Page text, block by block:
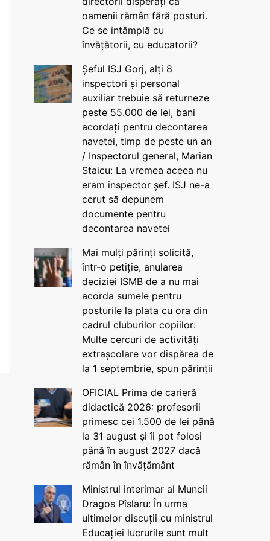
oamenii rămân fără posturi.
Ce se întâmplă cu
învățătorii, cu educatorii?
Șeful ISJ Gorj, alți 8
inspectori și personal
auxiliar trebuie să returneze
peste 55.000 de lei, bani
acordați pentru decontarea
navetei, timp de peste un an
/ Inspectorul general, Marian
Staicu: La vremea aceea nu
eram inspector șef. ISJ ne-a
cerut să depunem
documente pentru
decontarea navetei
Mai mulți părinți solicită,
într-o petiție, anularea
deciziei ISMB de a nu mai
acorda sumele pentru
posturile la plata cu ora din
cadrul cluburilor copiilor:
Multe cercuri de activități
extrașcolare vor dispărea de
la 1 septembrie, spun părinții
OFICIAL Prima de carieră
didactică 2026: profesorii
primesc cei 1.500 de lei până
la 31 august și îi pot folosi
până în august 2027 dacă
rămân în învățământ
Ministrul interimar al Muncii
Dragos Pîslaru: În urma
ultimelor discuții cu ministrul
Educației lucrurile sunt mult